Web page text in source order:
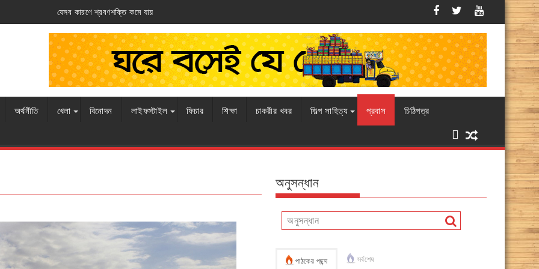
যায় এবারও চামড়ার বাজারে ধস, বিপাকে ব্যবসায়ীরা
অর্থনীতি খেলা বিনোদন লাইফস্টাইল ফিচার শিক্ষা চাকরীর খবর শিল্প সাহিত্য প্রবাস চিঠিপত্র
অনুসন্ধান
পাঠকের পছন্দ সর্বশেষ